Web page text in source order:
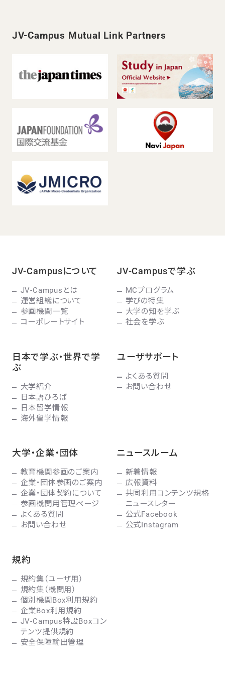
JV-Campus Mutual Link Partners
JV-Campusについて
JV-Campusとは
運営組織について
参画機関一覧
コーポレートサイト
JV-Campusで学ぶ
MCプログラム
学びの特集
大学の知を学ぶ
社会を学ぶ
日本で学ぶ・世界で学
ぶ
大学紹介
日本語ひろば
日本留学情報
海外留学情報
ユーザサポート
よくある質問
お問い合わせ
大学・企業・団体
教育機関参画のご案内
企業・団体参画のご案内
企業・団体契約について
参画機関用管理ページ
よくある質問
お問い合わせ
ニュースルーム
新着情報
広報資料
共同利用コンテンツ規格
ニュースレター
公式Facebook
公式Instagram
規約
規約集（ユーザ用）
規約集（機関用）
個別機関Box利用規約
企業Box利用規約
JV-Campus特設Boxコン
テンツ提供規約
安全保障輸出管理